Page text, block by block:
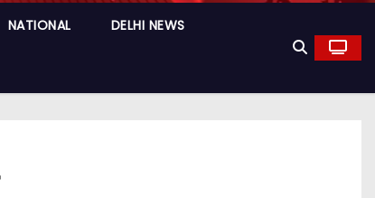
NATIONAL DELHI NEWS